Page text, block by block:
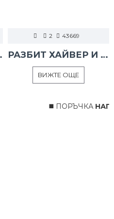
2 43669
РАЗБИТ ХАЙВЕР И ТАРАМА
ВИЖТЕ ОЩЕ
◼️ ПОРЪЧКА